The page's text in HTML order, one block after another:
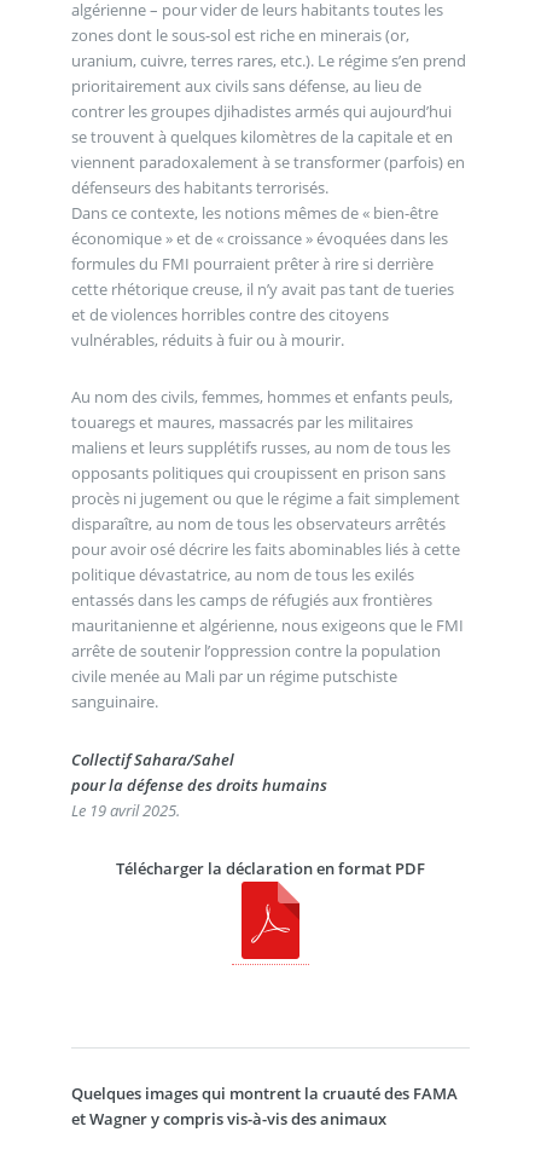
algérienne – pour vider de leurs habitants toutes les
zones dont le sous-sol est riche en minerais (or,
uranium, cuivre, terres rares, etc.). Le régime s’en prend
prioritairement aux civils sans défense, au lieu de
contrer les groupes djihadistes armés qui aujourd’hui
se trouvent à quelques kilomètres de la capitale et en
viennent paradoxalement à se transformer (parfois) en
défenseurs des habitants terrorisés.
Dans ce contexte, les notions mêmes de « bien-être
économique » et de « croissance » évoquées dans les
formules du FMI pourraient prêter à rire si derrière
cette rhétorique creuse, il n’y avait pas tant de tueries
et de violences horribles contre des citoyens
vulnérables, réduits à fuir ou à mourir.
Au nom des civils, femmes, hommes et enfants peuls,
touaregs et maures, massacrés par les militaires
maliens et leurs supplétifs russes, au nom de tous les
opposants politiques qui croupissent en prison sans
procès ni jugement ou que le régime a fait simplement
disparaître, au nom de tous les observateurs arrêtés
pour avoir osé décrire les faits abominables liés à cette
politique dévastatrice, au nom de tous les exilés
entassés dans les camps de réfugiés aux frontières
mauritanienne et algérienne, nous exigeons que le FMI
arrête de soutenir l’oppression contre la population
civile menée au Mali par un régime putschiste
sanguinaire.
Collectif Sahara/Sahel
pour la défense des droits humains
Le 19 avril 2025.
Télécharger la déclaration en format PDF
Quelques images qui montrent la cruauté des FAMA
et Wagner y compris vis-à-vis des animaux